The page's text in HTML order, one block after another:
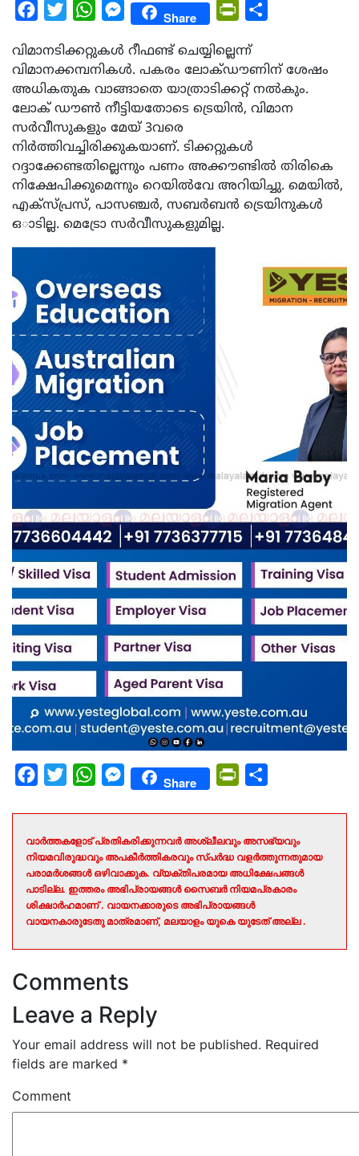
Facebook
Twitter WhatsAppMessengerShare PrintFriendly
വിമാനടിക്കറ്റുകള്‍ റീഫണ്ട് ചെയ്യില്ലെന്ന്
വിമാനക്കമ്പനികള്‍. പകരം ലോക്ഡൗണിന് ശേഷം
അധികതുക വാങ്ങാതെ യാത്രാടിക്കറ്റ് നല്‍കും.
ലോക് ഡൗണ്‍ നീട്ടിയതോടെ ട്രെയിന്‍, വിമാന
സര്‍വീസുകളും മേയ് 3വരെ
നിര്‍ത്തിവച്ചിരിക്കുകയാണ്. ടിക്കറ്റുകള്‍
റദ്ദാക്കേണ്ടതില്ലെന്നും പണം അക്കൗണ്ടില്‍ തിരികെ
നിക്ഷേപിക്കുമെന്നും റെയില്‍വേ അറിയിച്ചു. മെയില്‍,
എക്സ്പ്രസ്, പാസഞ്ചര്‍, സബര്‍ബന്‍ ട്രെയിനുകള്‍
ഒാടില്ല. മെട്രോ സര്‍വീസുകളുമില്ല.
Facebook
Twitter WhatsAppMessengerShare PrintFriendly
വാർത്തകളോട് പ്രതികരിക്കുന്നവർ അശ്ലീലവും അസഭ്യവും
നിയമവിരുദ്ധവും അപകീർത്തികരവും സ്പർദ്ധ വളർത്തുന്നതുമായ
പരാമർശങ്ങൾ ഒഴിവാക്കുക. വ്യക്തിപരമായ അധിക്ഷേപങ്ങൾ
പാടില്ല. ഇത്തരം അഭിപ്രായങ്ങൾ സൈബർ നിയമപ്രകാരം
ശിക്ഷാർഹമാണ് . വായനക്കാരുടെ അഭിപ്രായങ്ങൾ
വായനകാരുടേതു മാത്രമാണ്, മലയാളം യുകെ യുടേത് അല്ല .
Comments
Leave a Reply
Your email address will not be published. Required
fields are marked *
Comment